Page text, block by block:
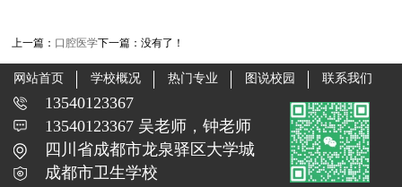
上一篇： 口腔医学下一篇：没有了！
网站首页 学校概况 热门专业 图说校园 联系我们
13540123367
13540123367 吴老师，钟老师
四川省成都市龙泉驿区大学城
成都市卫生学校